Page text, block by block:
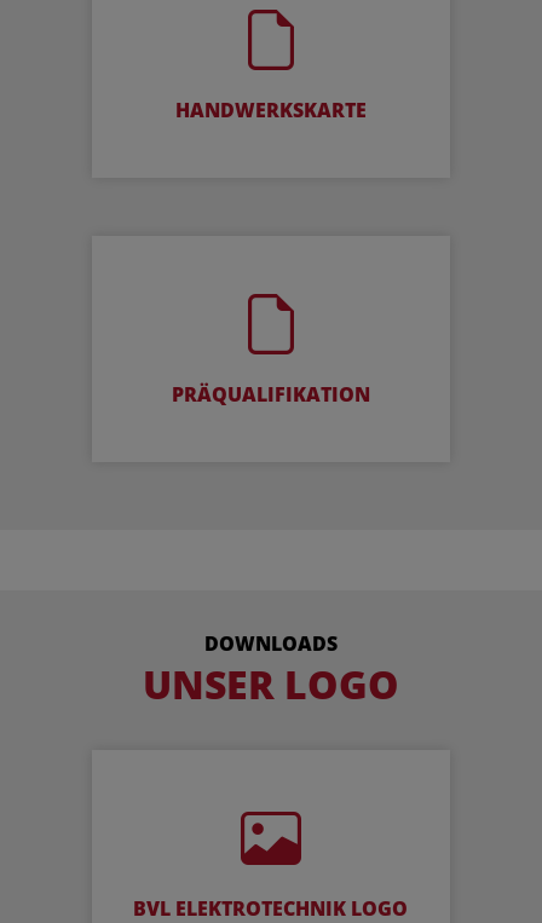
HANDWERKSKARTE
PRÄQUALIFIKATION
DOWNLOADS
UNSER LOGO
BVL ELEKTROTECHNIK LOGO